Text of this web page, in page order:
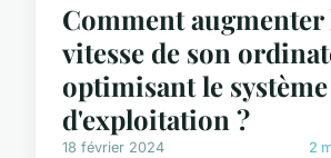
Comment augmenter
vitesse de son
optimisant le système
d'exploitation ?
18 février 2024 2